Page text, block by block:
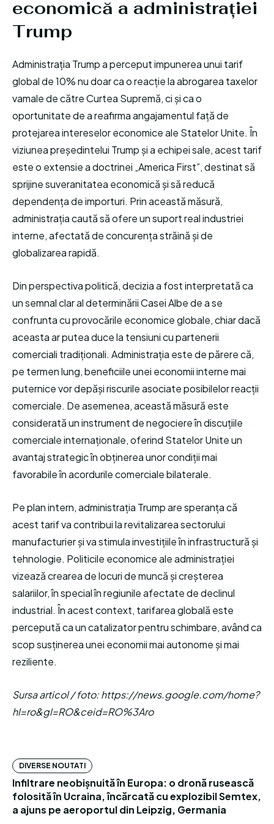
economică a administrației
Trump
Administrația Trump a perceput impunerea unui tarif
global de 10% nu doar ca o reacție la abrogarea taxelor
vamale de către Curtea Supremă, ci și ca o
oportunitate de a reafirma angajamentul față de
protejarea intereselor economice ale Statelor Unite. În
viziunea președintelui Trump și a echipei sale, acest tarif
este o extensie a doctrinei „America First”, destinat să
sprijine suveranitatea economică și să reducă
dependența de importuri. Prin această măsură,
administrația caută să ofere un suport real industriei
interne, afectată de concurența străină și de
globalizarea rapidă.
Din perspectiva politică, decizia a fost interpretată ca
un semnal clar al determinării Casei Albe de a se
confrunta cu provocările economice globale, chiar dacă
aceasta ar putea duce la tensiuni cu partenerii
comerciali tradiționali. Administrația este de părere că,
pe termen lung, beneficiile unei economii interne mai
puternice vor depăși riscurile asociate posibilelor reacții
comerciale. De asemenea, această măsură este
considerată un instrument de negociere în discuțiile
comerciale internaționale, oferind Statelor Unite un
avantaj strategic în obținerea unor condiții mai
favorabile în acordurile comerciale bilaterale.
Pe plan intern, administrația Trump are speranța că
acest tarif va contribui la revitalizarea sectorului
manufacturier și va stimula investițiile în infrastructură și
tehnologie. Politicile economice ale administrației
vizează crearea de locuri de muncă și creșterea
salariilor, în special în regiunile afectate de declinul
industrial. În acest context, tarifarea globală este
percepută ca un catalizator pentru schimbare, având ca
scop susținerea unei economii mai autonome și mai
reziliente.
Sursa articol / foto: https://news.google.com/home?
hl=ro&gl=RO&ceid=RO%3Aro
DIVERSE NOUTATI
Infiltrare neobișnuită în Europa: o dronă rusească
folosită în Ucraina, încărcată cu explozibil Semtex,
a ajuns pe aeroportul din Leipzig, Germania